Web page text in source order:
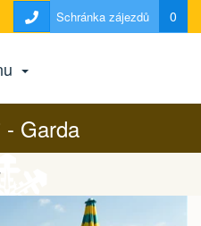
Schránka zájezdů 0
- Garda